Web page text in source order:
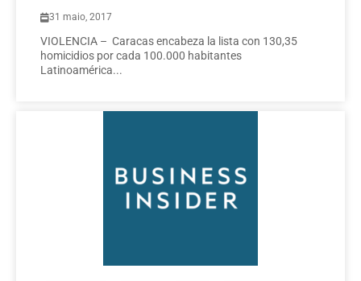
31 maio, 2017
VIOLENCIA – Caracas encabeza la lista con 130,35
homicidios por cada 100.000 habitantes
Latinoamérica...